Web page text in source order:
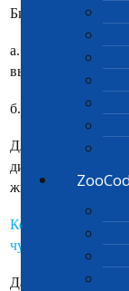
Био» применяют
а. Парвовирус/
выполняется в
б.
Для профилактики
диагностический
животного к
Контроль
чуме,
Данный тест